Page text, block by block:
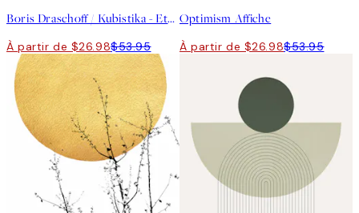
Boris Draschoff / Kubistika - Eternal Sunshine Affiche
À partir de $26.98$53.95
Optimism Affiche
À partir de $26.98$53.95